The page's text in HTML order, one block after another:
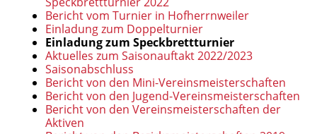
Bericht vom Turnier in Hofherrnweiler
Einladung zum Doppelturnier
Einladung zum Speckbrettturnier
Aktuelles zum Saisonauftakt 2022/2023
Saisonabschluss
Bericht von den Mini-Vereinsmeisterschaften
Bericht von den Jugend-Vereinsmeisterschaften
Bericht von den Vereinsmeisterschaften der
Aktiven